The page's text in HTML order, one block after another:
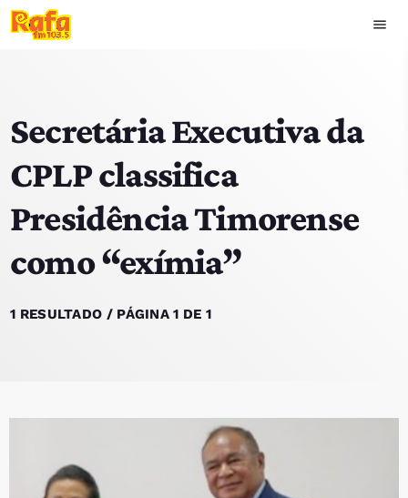
menu
play_arrow OUVIR RAFA
HOME
NOTÍCIAS
EQUIPA
VIDEOS
Secretária Executiva da
CPLP classifica
Presidência Timorense
como “exímia”
1 RESULTADO / PÁGINA 1 DE 1